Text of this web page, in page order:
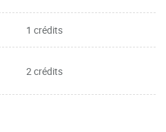
1 crédits
2 crédits